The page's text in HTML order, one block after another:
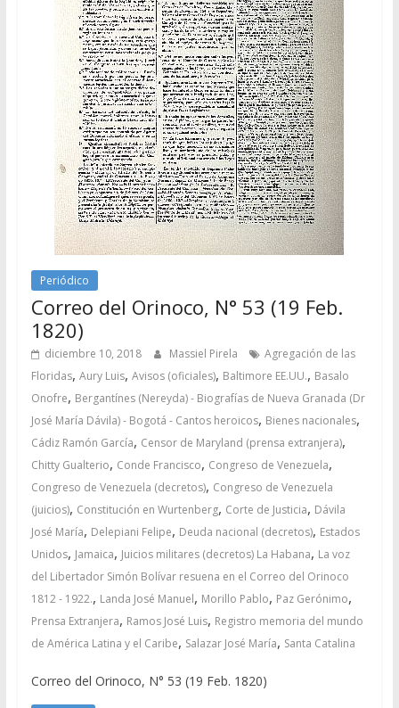
Periódico
Correo del Orinoco, N° 53 (19 Feb.
1820)
diciembre 10, 2018 Massiel Pirela
Agregación de las
Floridas, Aury Luis, Avisos (oficiales), Baltimore EE.UU., Basalo
Onofre, Bergantínes (Nereyda) - Biografías de Nueva Granada (Dr
José María Dávila) - Bogotá - Cantos heroicos, Bienes nacionales,
Cádiz Ramón García, Censor de Maryland (prensa extranjera),
Chitty Gualterio, Conde Francisco, Congreso de Venezuela,
Congreso de Venezuela (decretos), Congreso de Venezuela
(juicios), Constitución en Wurtenberg, Corte de Justicia, Dávila
José María, Delepiani Felipe, Deuda nacional (decretos), Estados
Unidos, Jamaica, Juicios militares (decretos) La Habana, La voz
del Libertador Simón Bolívar resuena en el Correo del Orinoco
1812 - 1922., Landa José Manuel, Morillo Pablo, Paz Gerónimo,
Prensa Extranjera, Ramos José Luis, Registro memoria del mundo
de América Latina y el Caribe, Salazar José María, Santa Catalina
Correo del Orinoco, N° 53 (19 Feb. 1820)